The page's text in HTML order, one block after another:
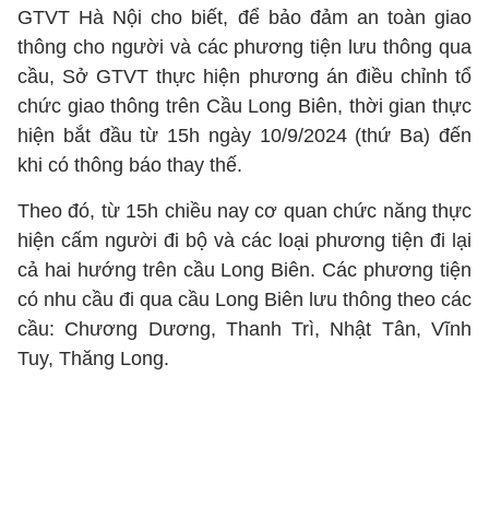
GTVT Hà Nội cho biết, để bảo đảm an toàn giao
thông cho người và các phương tiện lưu thông qua
cầu, Sở GTVT thực hiện phương án điều chỉnh tổ
chức giao thông trên Cầu Long Biên, thời gian thực
hiện bắt đầu từ 15h ngày 10/9/2024 (thứ Ba) đến
khi có thông báo thay thế.
Theo đó, từ 15h chiều nay cơ quan chức năng thực
hiện cấm người đi bộ và các loại phương tiện đi lại
cả hai hướng trên cầu Long Biên. Các phương tiện
có nhu cầu đi qua cầu Long Biên lưu thông theo các
cầu: Chương Dương, Thanh Trì, Nhật Tân, Vĩnh
Tuy, Thăng Long.